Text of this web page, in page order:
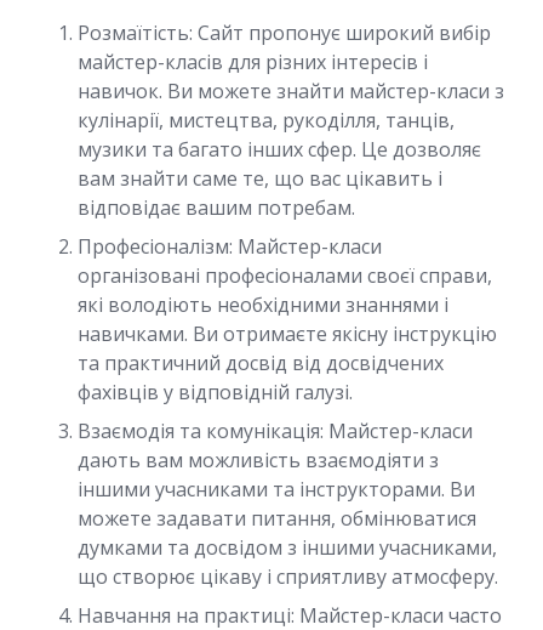
Розмаїтість: Сайт пропонує широкий вибір
майстер-класів для різних інтересів і
навичок. Ви можете знайти майстер-класи з
кулінарії, мистецтва, рукоділля, танців,
музики та багато інших сфер. Це дозволяє
вам знайти саме те, що вас цікавить і
відповідає вашим потребам.
Професіоналізм: Майстер-класи
організовані професіоналами своєї справи,
які володіють необхідними знаннями і
навичками. Ви отримаєте якісну інструкцію
та практичний досвід від досвідчених
фахівців у відповідній галузі.
Взаємодія та комунікація: Майстер-класи
дають вам можливість взаємодіяти з
іншими учасниками та інструкторами. Ви
можете задавати питання, обмінюватися
думками та досвідом з іншими учасниками,
що створює цікаву і сприятливу атмосферу.
Навчання на практиці: Майстер-класи часто